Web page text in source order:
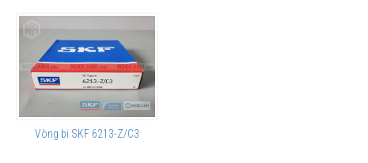
Vòng bi SKF 6213-Z/C3